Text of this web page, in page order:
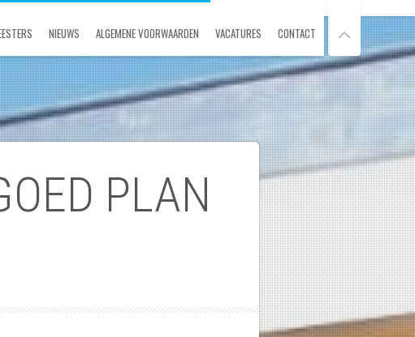
NIEUWS ALGEMENE VOORWAARDEN VACATURES CONTACT
PLAN